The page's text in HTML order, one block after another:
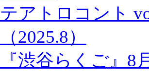
テアトロコント
（2025.8）
『渋谷らくご』